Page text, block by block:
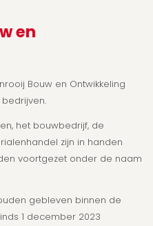
en
Bouw en Ontwikkeling
het bouwbedrijf, de
zijn in handen
voortgezet onder de naam
gebleven binnen de
1 december 2023